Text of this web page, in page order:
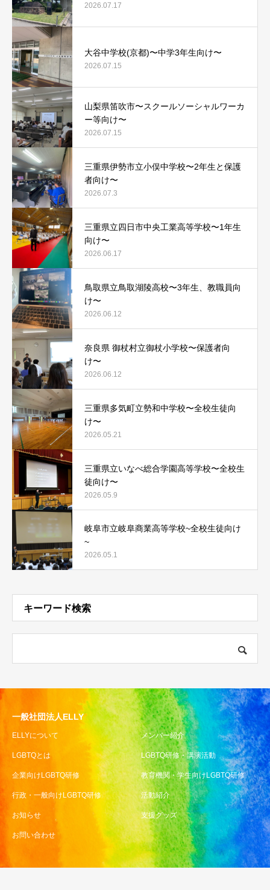
2026.07.17
大谷中学校(京都)〜中学3年生向け〜
2026.07.15
山梨県笛吹市〜スクールソーシャルワーカ
ー等向け〜
2026.07.15
三重県伊勢市立小俣中学校〜2年生と保護
者向け〜
2026.07.3
三重県立四日市中央工業高等学校〜1年生
向け〜
2026.06.17
鳥取県立鳥取湖陵高校〜3年生、教職員向
け〜
2026.06.12
奈良県 御杖村立御杖小学校〜保護者向
け〜
2026.06.12
三重県多気町立勢和中学校〜全校生徒向
け〜
2026.05.21
三重県立いなべ総合学園高等学校〜全校生
徒向け〜
2026.05.9
岐阜市立岐阜商業高等学校~全校生徒向け
~
2026.05.1
キーワード検索
一般社団法人ELLY
ELLYについて メンバー紹介
LGBTQとは LGBTQ研修・講演活動
企業向けLGBTQ研修 教育機関・学生向けLGBTQ研修
行政・一般向けLGBTQ研修 活動紹介
お知らせ 支援グッズ
お問い合わせ